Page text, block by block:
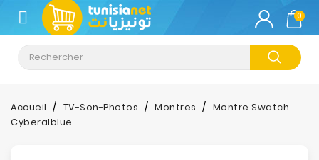
CATÉGORIE
Climatisation
Informatique
0
Accueil TV-Son-Photos Montres
Montre Swatch
Cyberalblue